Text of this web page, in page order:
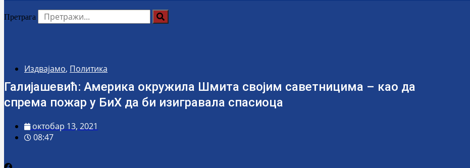
Претрага
Издвајамо, Политика
Галијашевић: Америка окружила Шмита својим саветницима – као да
спрема пожар у БиХ да би изигравала спасиоца
октобар 13, 2021
08:47